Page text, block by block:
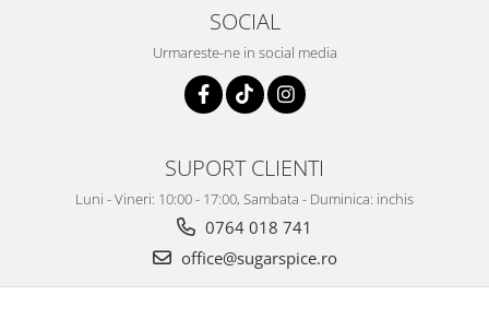
SOCIAL
Urmareste-ne in social media
SUPORT CLIENTI
Luni - Vineri: 10:00 - 17:00, Sambata - Duminica: inchis
0764 018 741
office@sugarspice.ro